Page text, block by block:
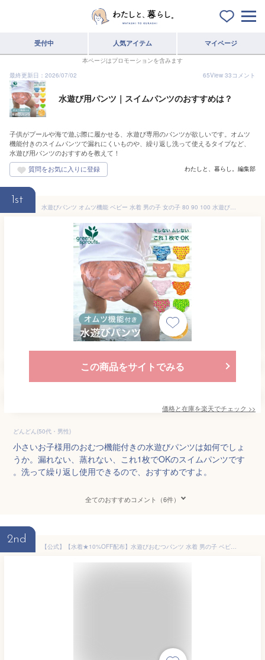
受付中 人気アイテム マイページ
本ページはプロモーションを含みます
最終更新日：2026/07/02
65View 33コメント
水遊び用パンツ｜スイムパンツのおすすめは？
子供がプールや海で遊ぶ際に履かせる、水遊び専用のパンツが欲しいです。オムツ
機能付きのスイムパンツで漏れにくいものや、繰り返し洗って使えるタイプなど、
水遊び用パンツのおすすめを教えて！
わたしと、暮らし。編集部
1st
水遊びパンツ オムツ機能 ベビー 水着 男の子 女の子 80 90 100 水遊び用オムツ 赤ちゃん ベビー 水着 保育園 ベビースイミング 海 プール おうちプール 水遊び オムツ uv s m l xl green sprouts Swim Diaper
この商品をサイトでみる
価格と在庫を楽天でチェック >>
どんどん(50代・男性)
小さいお子様用のおむつ機能付きの水遊びパンツは如何でしょ
うか。漏れない、蒸れない、これ1枚でOKのスイムパンツです
。洗って繰り返し使用できるので、おすすめですよ。
全てのおすすめコメント（6件）
2nd
【公式】【水着★10%OFF配布】水遊びおむつパンツ 水着 男の子 ベビー 水着 女の子 ベビー水着 ベビースイミング ウィリーパンツ 長袖 保温 保育園 おむつパンツ スイムパンツ 水遊びパンツ 水あそびパンつ 80 90 100 水あそび用おむつ 80cm 90cm 100cm 日本製生地